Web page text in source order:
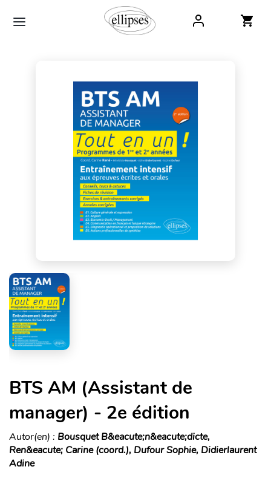
BTS AM (Assistant de
manager) - 2e édition
Autor(en) : Bousquet B&eacute;n&eacute;dicte,
Ren&eacute; Carine (coord.), Dufour Sophie, Didierlaurent
Adine